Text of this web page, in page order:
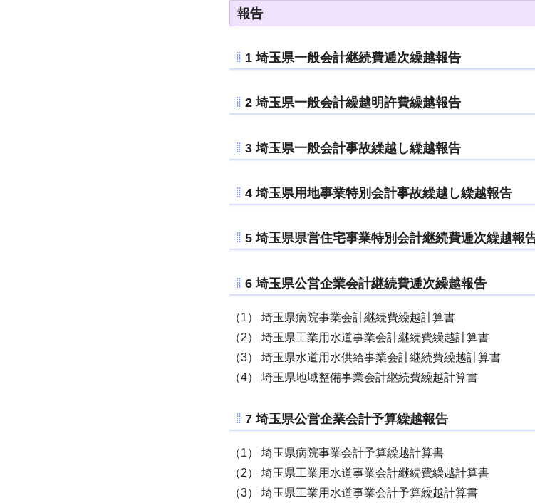
報告
1 埼玉県一般会計継続費逓次繰越報告
2 埼玉県一般会計繰越明許費繰越報告
3 埼玉県一般会計事故繰越し繰越報告
4 埼玉県用地事業特別会計事故繰越し繰越報告
5 埼玉県県営住宅事業特別会計継続費逓次繰越報
6 埼玉県公営企業会計継続費逓次繰越報告
（1） 埼玉県病院事業会計継続費繰越計算書
（2） 埼玉県工業用水道事業会計継続費繰越計算書
（3） 埼玉県水道用水供給事業会計継続費繰越計算書
（4） 埼玉県地域整備事業会計継続費繰越計算書
7 埼玉県公営企業会計予算繰越報告
（1） 埼玉県病院事業会計予算繰越計算書
（2） 埼玉県工業用水道事業会計継続費繰越計算書
（3） 埼玉県工業用水道事業会計予算繰越計算書